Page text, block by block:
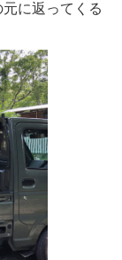
に返ってくる